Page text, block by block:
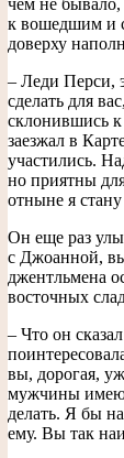
чем не бывало,
к вошедшим и
доверху
– Леди Перси,
сделать для
склонившись
заезжал в
участились.
но приятны
отныне я
Он еще раз
с Джоанной,
джентльмена
восточных
– Что он
вы, дорогая,
мужчины
делать. Я бы
ему. Вы так